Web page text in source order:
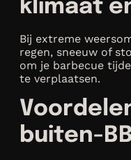
klimaat
Bij extreme
regen, sneeuw of
om je barbecue
te verplaatsen.
buiten-